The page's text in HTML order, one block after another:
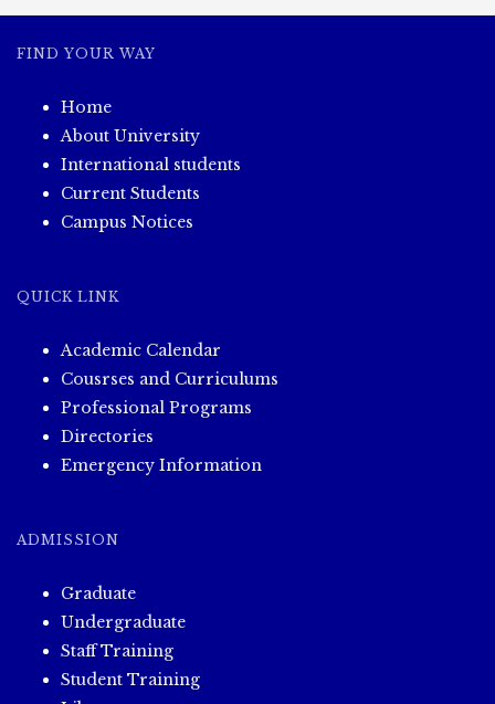
FIND YOUR WAY
Home
About University
International students
Current Students
Campus Notices
QUICK LINK
Academic Calendar
Cousrses and Curriculums
Professional Programs
Directories
Emergency Information
ADMISSION
Graduate
Undergraduate
Staff Training
Student Training